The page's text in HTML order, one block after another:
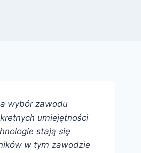
wybór zawodu
umiejętności
stają się
w tym zawodzie